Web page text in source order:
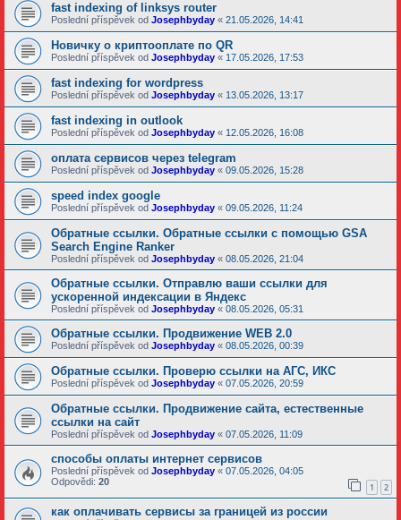
fast indexing of linksys router
Poslední příspěvek od Josephbyday « 21.05.2026, 14:41
Новичку о криптооплате по QR
Poslední příspěvek od Josephbyday « 17.05.2026, 17:53
fast indexing for wordpress
Poslední příspěvek od Josephbyday « 13.05.2026, 13:17
fast indexing in outlook
Poslední příspěvek od Josephbyday « 12.05.2026, 16:08
оплата сервисов через telegram
Poslední příspěvek od Josephbyday « 09.05.2026, 15:28
speed index google
Poslední příspěvek od Josephbyday « 09.05.2026, 11:24
Обратные ссылки. Обратные ссылки с помощью GSA
Search Engine Ranker
Poslední příspěvek od Josephbyday « 08.05.2026, 21:04
Обратные ссылки. Отправлю ваши ссылки для
ускоренной индексации в Яндекс
Poslední příspěvek od Josephbyday « 08.05.2026, 05:31
Обратные ссылки. Продвижение WEB 2.0
Poslední příspěvek od Josephbyday « 08.05.2026, 00:39
Обратные ссылки. Проверю ссылки на АГС, ИКС
Poslední příspěvek od Josephbyday « 07.05.2026, 20:59
Обратные ссылки. Продвижение сайта, естественные
ссылки на сайт
Poslední příspěvek od Josephbyday « 07.05.2026, 11:09
способы оплаты интернет сервисов
Poslední příspěvek od Josephbyday « 07.05.2026, 04:05
Odpovědi: 20 1 2
как оплачивать сервисы за границей из россии